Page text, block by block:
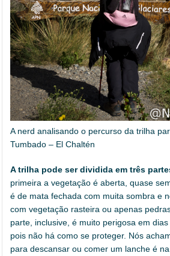
A nerd analisando o percurso da trilha
Tumbado – El Chaltén
A trilha pode ser dividida em três
primeira a vegetação é aberta, quase
é de mata fechada com muita sombra e
com vegetação rasteira ou apenas
parte, inclusive, é muito perigosa em
pois não há como se proteger. Nós
para descansar ou comer um lanche é